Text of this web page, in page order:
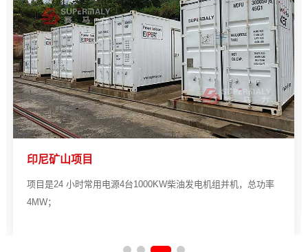
印尼矿山项目
项目是24 小时常用电源4台1000KW柴油发电机组并机，总功率
4MW；